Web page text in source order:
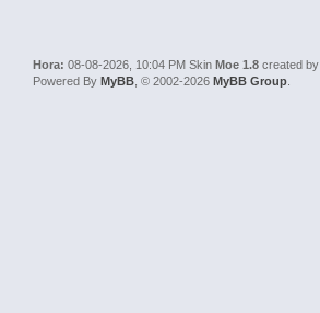
Hora: 08-08-2026, 10:04 PMSkin Moe 1.8 created by
Powered By MyBB , © 2002-2026 MyBB Group